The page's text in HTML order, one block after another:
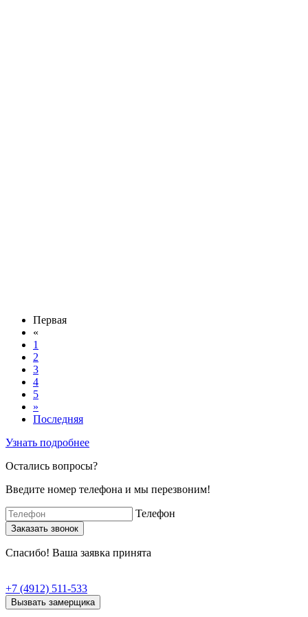
Первая
«
1
2
3
4
5
»
Последняя
Узнать подробнее
Остались вопросы?
Введите номер телефона и мы перезвоним!
Телефон
Спасибо! Ваша заявка принята
+7 (4912) 511-533
Вызвать замерщика